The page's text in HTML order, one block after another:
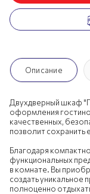
Описание
Двухдверный шкаф
оформления
качественных,
позволит сохранить
Благодаря
функциональных
в комнате. Вы
создать
полноценно